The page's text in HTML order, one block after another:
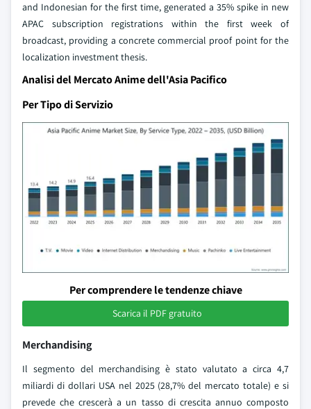
and Indonesian for the first time, generated a 35% spike in new
APAC subscription registrations within the first week of
broadcast, providing a concrete commercial proof point for the
localization investment thesis.
Analisi del Mercato Anime dell'Asia Pacifico
Per Tipo di Servizio
Per comprendere le tendenze chiave
Scarica il PDF gratuito
Merchandising
Il segmento del merchandising è stato valutato a circa 4,7
miliardi di dollari USA nel 2025 (28,7% del mercato totale) e si
prevede che crescerà a un tasso di crescita annuo composto